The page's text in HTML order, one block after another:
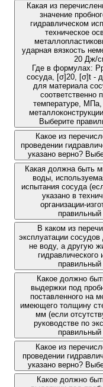
Какая из
значение
гидравлическом
техническое
ударная вязкость
20 Дж/
Где в формулах:
сосуда, [σ]20, [σ]t -
для материала
соответственно
температуре,
Выберите
Какое из
проведении
указано верно?
Какая должна быть
воды,
испытания сосуда
указано в
организации-
правильный
В каком из
эксплуатации сосудов
не воду, а другую
правильный
Какое должно
выдержки под
поставленного на
имеющего толщину
мм (если
руководстве по
правильный
Какое из
проведении
указано верно?
Какое должно